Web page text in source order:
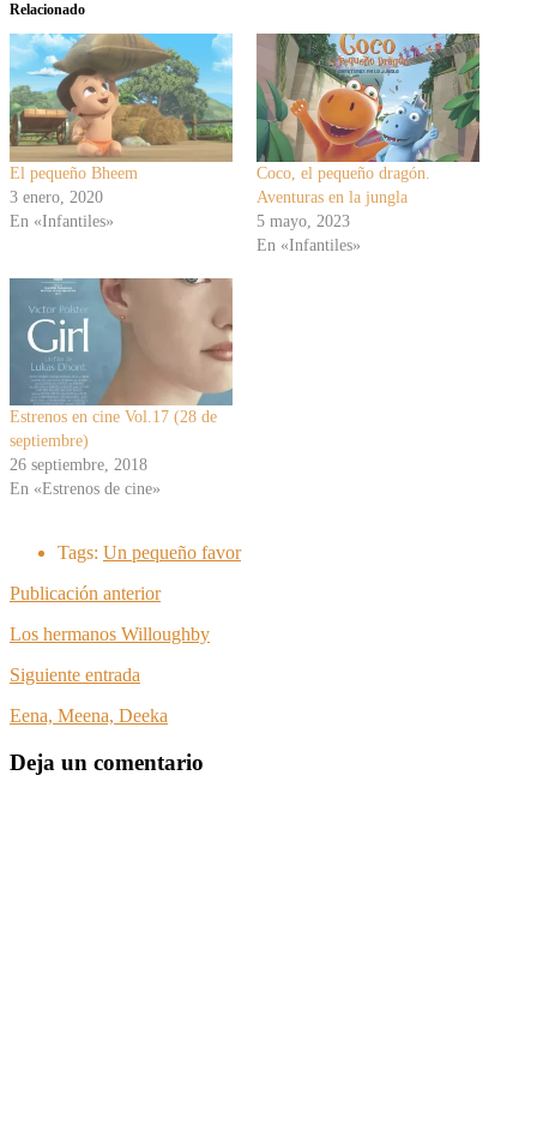
Relacionado
El pequeño Bheem
3 enero, 2020
En «Infantiles»
Coco, el pequeño dragón.
Aventuras en la jungla
5 mayo, 2023
En «Infantiles»
Estrenos en cine Vol.17 (28 de
septiembre)
26 septiembre, 2018
En «Estrenos de cine»
Tags: Un pequeño favor
Publicación anterior
Los hermanos Willoughby
Siguiente entrada
Eena, Meena, Deeka
Deja un comentario